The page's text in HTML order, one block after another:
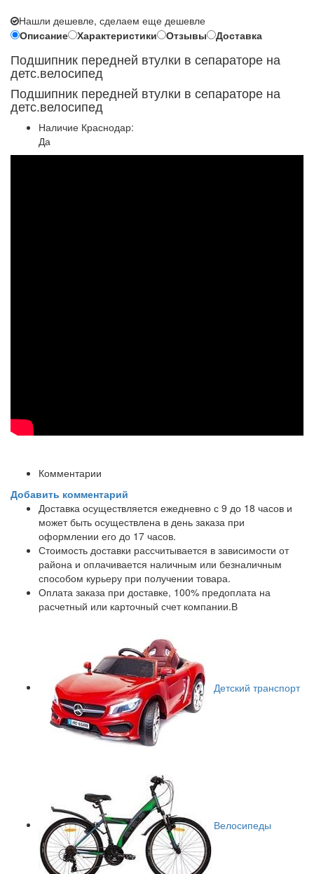
Нашли дешевле, сделаем еще дешевле
Описание
Характеристики Отзывы Доставка
Подшипник передней втулки в сепараторе на
детс.велосипед
Подшипник передней втулки в сепараторе на
детс.велосипед
Наличие Краснодар:
Да
Комментарии
Добавить комментарий
Доставка осуществляется ежедневно с 9 до 18 часов и
может быть осуществлена в день заказа при
оформлении его до 17 часов.
Стоимость доставки рассчитывается в зависимости от
района и оплачивается наличным или безналичным
способом курьеру при получении товара.
Оплата заказа при доставке, 100% предоплата на
расчетный или карточный счет компании.В
Детский транспорт
Велосипеды